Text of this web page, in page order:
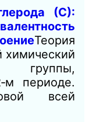
(С):
Теория
химический
периоде.
всей